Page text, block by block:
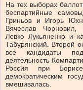
На тех выборах
беспартийные
Гриньов и Игорь
Вячеслав Чорновил,
Левко Лукьяненко и
Табурянский. Второй
все кандидаты
деятельность
Россия при
демократическим
вмешивалась.